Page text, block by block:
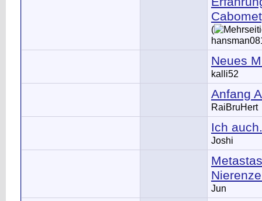
(
Neues
kalli52
Anfang
RaiBruHert
Ich
Joshi
Jun